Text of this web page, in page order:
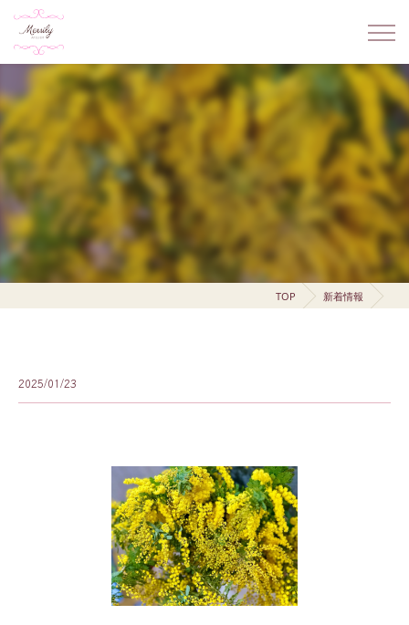
TOP 新着情報
2025/01/23